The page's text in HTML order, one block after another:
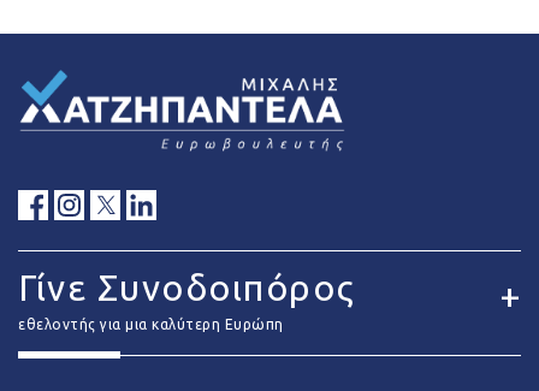
Γίνε Συνοδοιπόρος
εθελοντής για μια καλύτερη Ευρώπη